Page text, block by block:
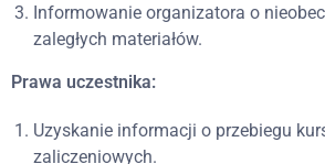
Informowanie organizatora o
zaległych materiałów.
Prawa uczestnika:
Uzyskanie informacji o przebiegu
zaliczeniowych.